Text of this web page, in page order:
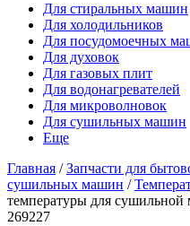
Для стиральных машин
Для холодильников
Для посудомоечных
Для духовок
Для газовых плит
Для водонагревателей
Для микроволновок
Для сушильных машин
Еще
Главная /Запчасти для
сушильных машин /
температуры для
269227